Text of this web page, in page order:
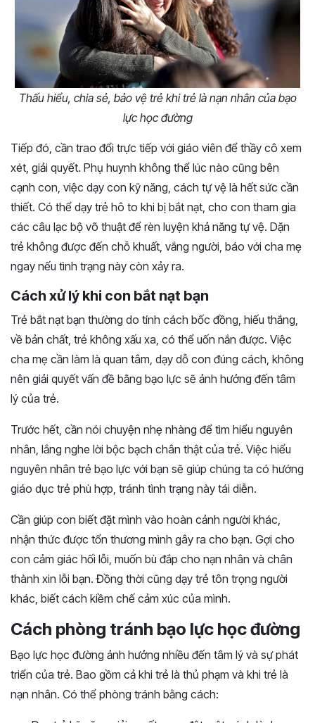
Thấu hiểu, chia sẻ, bảo vệ trẻ khi trẻ là nạn nhân của bạo
lực học đường
Tiếp đó, cần trao đổi trực tiếp với giáo viên để thầy cô xem
xét, giải quyết. Phụ huynh không thể lúc nào cũng bên
cạnh con, việc dạy con kỹ năng, cách tự vệ là hết sức cần
thiết. Có thể dạy trẻ hô to khi bị bắt nạt, cho con tham gia
các câu lạc bộ võ thuật để rèn luyện khả năng tự vệ. Dặn
trẻ không được đến chỗ khuất, vắng người, báo với cha mẹ
ngay nếu tình trạng này còn xảy ra.
Cách xử lý khi con bắt nạt bạn
Trẻ bắt nạt bạn thường do tính cách bốc đồng, hiếu thắng,
về bản chất, trẻ không xấu xa, có thể uốn nắn được. Việc
cha mẹ cần làm là quan tâm, dạy dỗ con đúng cách, không
nên giải quyết vấn đề bằng bạo lực sẽ ảnh hưởng đến tâm
lý của trẻ.
Trước hết, cần nói chuyện nhẹ nhàng để tìm hiểu nguyên
nhân, lắng nghe lời bộc bạch chân thật của trẻ. Việc hiểu
nguyên nhân trẻ bạo lực với bạn sẽ giúp chúng ta có hướng
giáo dục trẻ phù hợp, tránh tình trạng này tái diễn.
Cần giúp con biết đặt mình vào hoàn cảnh người khác,
nhận thức được tổn thương mình gây ra cho bạn. Gợi cho
con cảm giác hối lỗi, muốn bù đắp cho nạn nhân và chân
thành xin lỗi bạn. Đồng thời cũng dạy trẻ tôn trọng người
khác, biết cách kiềm chế cảm xúc của mình.
Cách phòng tránh bạo lực học đường
Bạo lực học đường ảnh hưởng nhiều đến tâm lý và sự phát
triển của trẻ. Bao gồm cả khi trẻ là thủ phạm và khi trẻ là
nạn nhân. Có thể phòng tránh bằng cách: